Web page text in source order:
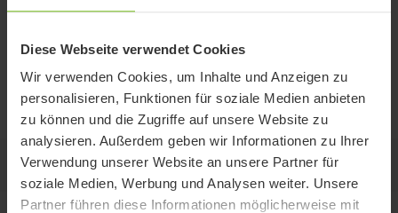
Diese Webseite verwendet Cookies
Wir verwenden Cookies, um Inhalte und Anzeigen zu
personalisieren, Funktionen für soziale Medien anbieten
zu können und die Zugriffe auf unsere Website zu
analysieren. Außerdem geben wir Informationen zu Ihrer
Verwendung unserer Website an unsere Partner für
soziale Medien, Werbung und Analysen weiter. Unsere
Partner führen diese Informationen möglicherweise mit
Erfahren Sie mehr
Reinigungshinweise/CE-Kennzeichnung
Auf dieser Seite